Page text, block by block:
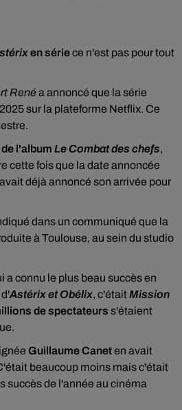
en sériece n'est pas pour tout
Renéa annoncé que la série
sur la plateforme Netflix. Ce
l'album Le Combat des chefs,
cette fois que la date annoncée
déjà annoncé son arrivée pour
dans un communiqué que la
à Toulouse, au sein du studio
a connu le plus beau succès en
Astérix et Obélix, c'étaitMission
de spectateurs s'étaient
Guillaume Caneten avait
beaucoup moins mais c'était
succès de l'année au cinéma